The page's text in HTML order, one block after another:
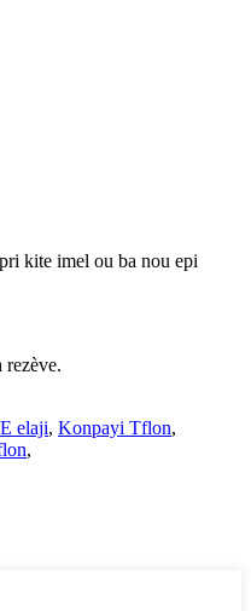
kite imel ou ba nou epi
elaji, Konpayi Tflon,
,